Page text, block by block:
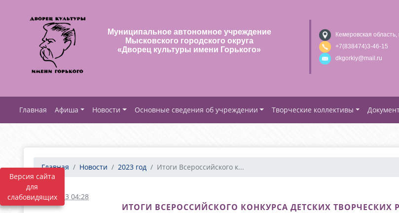
Версия сайта
для
слабовидящих
Муниципальное автономное учреждение
Мысковского городского округа
«Дворец культуры имени Горького»
Кемеровская область,
+7(838474)3-46-15
dkgorkiy@mail.ru
Афиша Новости Основные сведения об учреждении Творческие коллективы
Главная Новости 2023 год Итоги Всероссийского к...
10.03.2023 04:28
ИТОГИ ВСЕРОССИЙСКОГО КОНКУРСА ДЕТСКИХ